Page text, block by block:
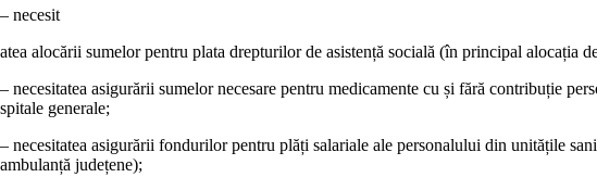
– necesit
atea alocării sumelor pentru plata drepturilor de asistență socială (în principal alocația
– necesitatea asigurării sumelor necesare pentru medicamente cu și fără contribuție
spitale generale;
– necesitatea asigurării fondurilor pentru plăți salariale ale personalului din unitățile
ambulanță județene);